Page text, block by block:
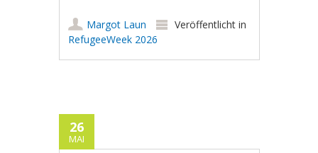
Margot Laun
Veröffentlicht in
RefugeeWeek 2026
26
MAI